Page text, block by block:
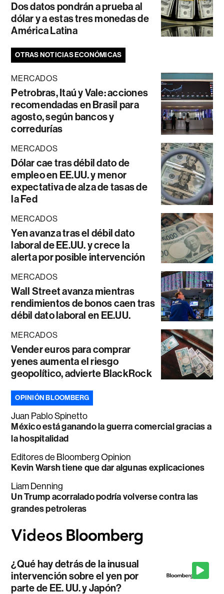
Dos datos pondrán a prueba al
dólar y a estas tres monedas de
América Latina
OTRAS NOTICIAS ECONÓMICAS
MERCADOS
Petrobras, Itaú y Vale: acciones
recomendadas en Brasil para
agosto, según bancos y
corredurías
MERCADOS
Dólar cae tras débil dato de
empleo en EE.UU. y menor
expectativa de alza de tasas de
la Fed
MERCADOS
Yen avanza tras el débil dato
laboral de EE.UU. y crece la
alerta por posible intervención
MERCADOS
Wall Street avanza mientras
rendimientos de bonos caen tras
débil dato laboral en EE.UU.
MERCADOS
Vender euros para comprar
yenes aumenta el riesgo
geopolítico, advierte BlackRock
OPINIÓN BLOOMBERG
Juan Pablo Spinetto
México está ganando la guerra comercial gracias a
la hospitalidad
Editores de Bloomberg Opinion
Kevin Warsh tiene que dar algunas explicaciones
Liam Denning
Un Trump acorralado podría volverse contra las
grandes petroleras
¿Qué hay detrás de la inusual
intervención sobre el yen por
parte de EE. UU. y Japón?